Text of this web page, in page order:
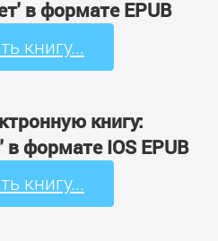
в формате EPUB
книгу...
книгу:
формате IOS EPUB
книгу...